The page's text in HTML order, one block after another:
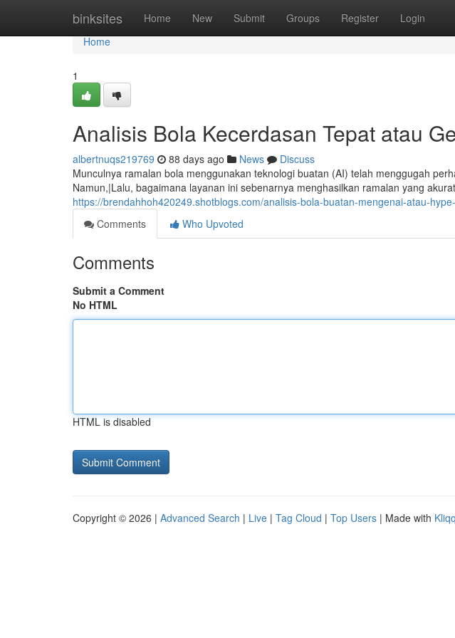
binksites Home New Submit Groups Register Login
Home
Home
1
Analisis Bola Kecerdasan Tepat atau
albertnuqs219769 88 days ago News
Discuss
Munculnya ramalan bola menggunakan teknologi buatan (AI) telah menggugah
Namun,|Lalu, bagaimana layanan ini sebenarnya menghasilkan ramalan yang
https://brendahhoh420249.shotblogs.com/analisis-bola-buatan-mengenai-atau-
Comments
Who Upvoted
Comments
Submit a Comment
No HTML
HTML is disabled
Copyright © 2026 | Advanced Search | Live | Tag Cloud | Top Users | Made with